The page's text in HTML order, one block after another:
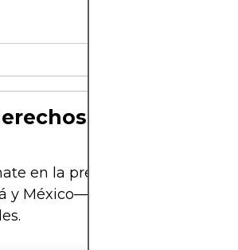
de
en la previa: el Mundial 2026
y México— lo cual hace que la